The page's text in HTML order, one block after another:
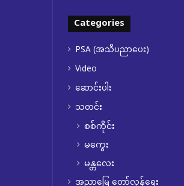
Categories
PSA (အသိပညာပေး)
Video
ဆောင်းပါး
သတင်း
စစ်ကိုင်း
မကွေး
မန္တလေး